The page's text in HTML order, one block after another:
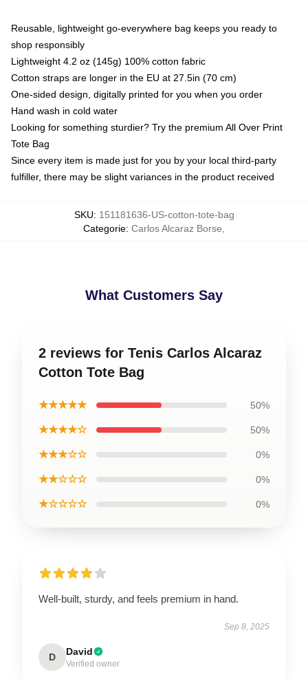
Reusable, lightweight go-everywhere bag keeps you ready to
shop responsibly
Lightweight 4.2 oz (145g) 100% cotton fabric
Cotton straps are longer in the EU at 27.5in (70 cm)
One-sided design, digitally printed for you when you order
Hand wash in cold water
Looking for something sturdier? Try the premium All Over Print
Tote Bag
Since every item is made just for you by your local third-party
fulfiller, there may be slight variances in the product received
SKU: 151181636-US-cotton-tote-bag
Categorie: Carlos Alcaraz Borse
What Customers Say
2 reviews for Tenis Carlos Alcaraz
Cotton Tote Bag
★★★★★ 50%
★★★★☆ 50%
★★★☆☆ 0%
★★☆☆☆ 0%
★☆☆☆☆ 0%
Well-built, sturdy, and feels premium in hand.
Sep 8, 2025
D David
Verified owner